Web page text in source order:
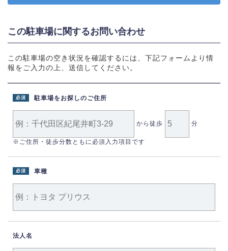
この駐車場に関するお問い合わせ
この駐車場の空き状況を確認するには、下記フォームより情
報をご入力の上、送信してください。
駐車場をお探しのご住所
必須
から徒歩 分
※ご住所・徒歩分数ともに必須入力項目です
車種
必須
法人名